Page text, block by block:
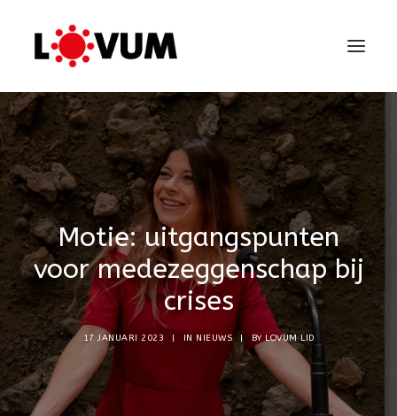
Motie: uitgangspunten
voor medezeggenschap bij
crises
17 JANUARI 2023 | IN NIEUWS | BY LOVUM LID